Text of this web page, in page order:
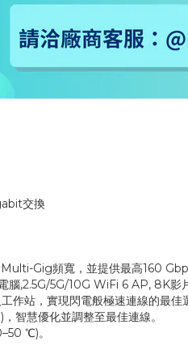
交換
Gig頻寬，並提供最高160
,2.5G/5G/10G WiFi 6 AP, 8K影
作站，實現閃電般極速連線的最佳
智慧優化並調整至最佳連線。
℃)。